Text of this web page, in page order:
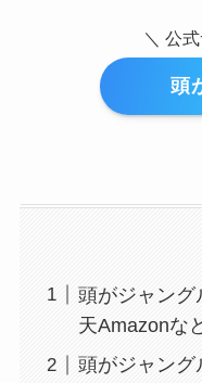
＼ 公
頭
頭がジャング
天Amazonな
頭がジャング